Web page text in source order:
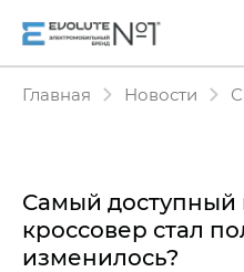
Главная Новости
Самый
кроссовер стал
изменилось?